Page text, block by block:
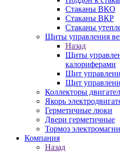
Стаканы ВКО
Стаканы ВКР
Стаканы
Щиты управления
Назад
Щиты
калориферами
Щит
Щит
Коллекторы
Якорь
Герметичные люки
Двери герметичные
Тормоз
Компания
Назад